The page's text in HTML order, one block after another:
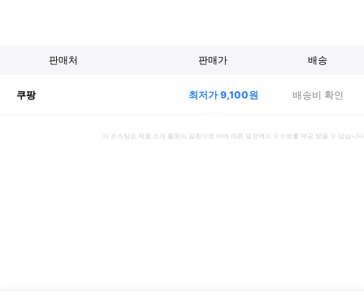
판매처 판매가 배송
쿠팡 최저가9,100원 배송비 확인
이 포스팅은 제품 소개 활동의 일환으로 이에 따른 일정액의 수수료를 제공 받을 수 있습니다